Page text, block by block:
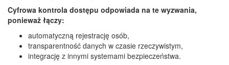
Cyfrowa kontrola dostępu odpowiada na te wyzwania,
ponieważ łączy:
automatyczną rejestrację osób,
transparentność danych w czasie rzeczywistym,
integrację z innymi systemami bezpieczeństwa.